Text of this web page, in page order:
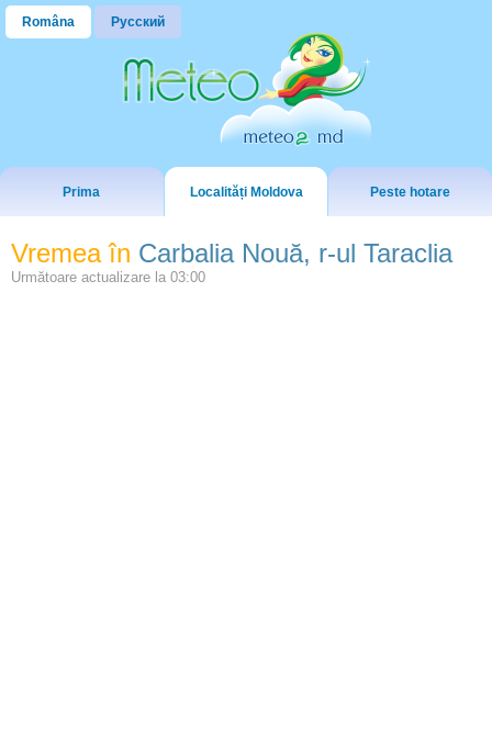
Româna Русский
Prima Localități Moldova Peste hotare
Vremea în Carbalia Nouă, r-ul Taraclia
Următoare actualizare la 03:00